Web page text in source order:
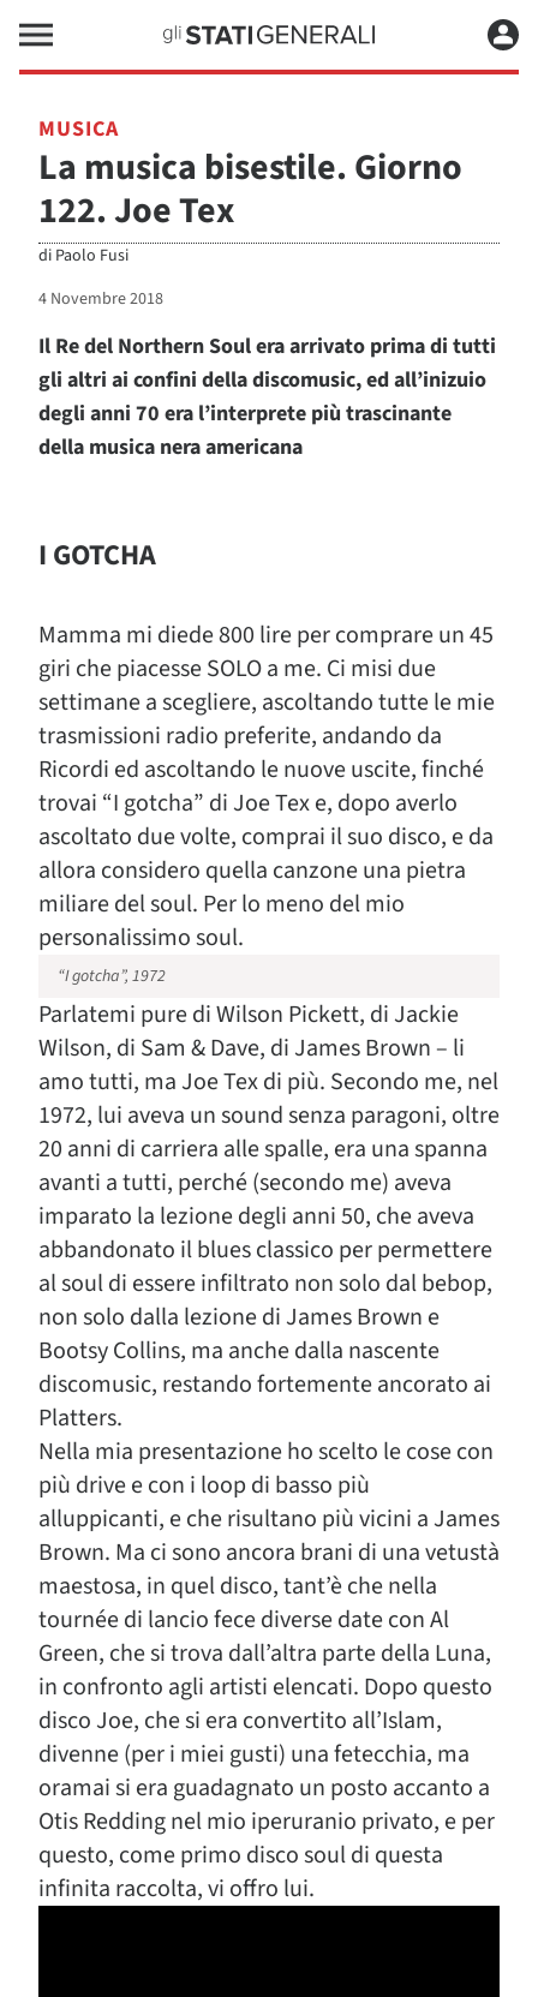
MUSICA
La musica bisestile. Giorno
122. Joe Tex
di Paolo Fusi
4 Novembre 2018
Il Re del Northern Soul era arrivato prima di tutti
gli altri ai confini della discomusic, ed all’inizuio
degli anni 70 era l’interprete più trascinante
della musica nera americana
I GOTCHA
Mamma mi diede 800 lire per comprare un 45
giri che piacesse SOLO a me. Ci misi due
settimane a scegliere, ascoltando tutte le mie
trasmissioni radio preferite, andando da
Ricordi ed ascoltando le nuove uscite, finché
trovai “I gotcha” di Joe Tex e, dopo averlo
ascoltato due volte, comprai il suo disco, e da
allora considero quella canzone una pietra
miliare del soul. Per lo meno del mio
personalissimo soul.
“I gotcha”, 1972
Parlatemi pure di Wilson Pickett, di Jackie
Wilson, di Sam & Dave, di James Brown – li
amo tutti, ma Joe Tex di più. Secondo me, nel
1972, lui aveva un sound senza paragoni, oltre
20 anni di carriera alle spalle, era una spanna
avanti a tutti, perché (secondo me) aveva
imparato la lezione degli anni 50, che aveva
abbandonato il blues classico per permettere
al soul di essere infiltrato non solo dal bebop,
non solo dalla lezione di James Brown e
Bootsy Collins, ma anche dalla nascente
discomusic, restando fortemente ancorato ai
Platters.
Nella mia presentazione ho scelto le cose con
più drive e con i loop di basso più
alluppicanti, e che risultano più vicini a James
Brown. Ma ci sono ancora brani di una vetustà
maestosa, in quel disco, tant’è che nella
tournée di lancio fece diverse date con Al
Green, che si trova dall’altra parte della Luna,
in confronto agli artisti elencati. Dopo questo
disco Joe, che si era convertito all’Islam,
divenne (per i miei gusti) una fetecchia, ma
oramai si era guadagnato un posto accanto a
Otis Redding nel mio iperuranio privato, e per
questo, come primo disco soul di questa
infinita raccolta, vi offro lui.